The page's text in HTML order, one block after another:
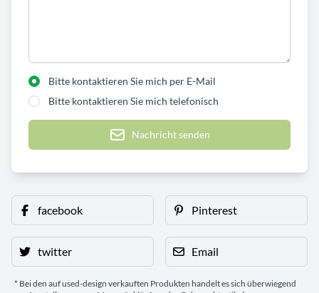
Bitte kontaktieren Sie mich per E-Mail
Bitte kontaktieren Sie mich telefonisch
Nachricht senden
facebook Pinterest
twitter Email
* Bei den auf used-design verkauften Produkten handelt es sich überwiegend